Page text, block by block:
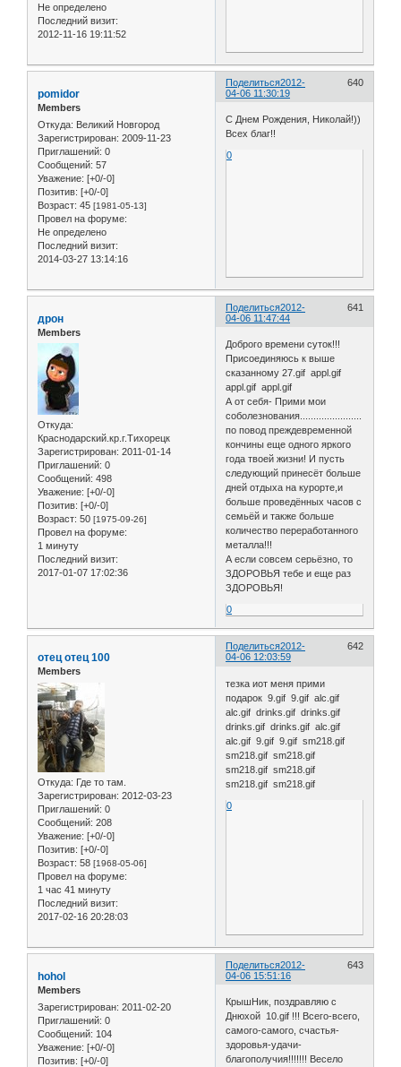
Не определено
Последний визит:
2012-11-16 19:11:52
Поделиться 640
2012-
04-06 11:30:19
pomidor
Members
Откуда: Великий Новгород
Зарегистрирован: 2009-11-23
Приглашений: 0
Сообщений: 57
Уважение: [+0/-0]
Позитив: [+0/-0]
Возраст: 45 [1981-05-13]
Провел на форуме:
Не определено
Последний визит:
2014-03-27 13:14:16
С Днем Рождения, Николай!))
Всех благ!!
0
Поделиться 641
2012-
04-06 11:47:44
дрон
Members
Откуда:
Краснодарский.кр.г.Тихорецк
Зарегистрирован: 2011-01-14
Приглашений: 0
Сообщений: 498
Уважение: [+0/-0]
Позитив: [+0/-0]
Возраст: 50 [1975-09-26]
Провел на форуме:
1 минуту
Последний визит:
2017-01-07 17:02:36
Доброго времени суток!!!
Присоединяюсь к выше
сказанному 27.gif appl.gif
appl.gif appl.gif
А от себя- Прими мои
соболезнования.......................
по повод преждевременной
кончины еще одного яркого
года твоей жизни! И пусть
следующий принесёт больше
дней отдыха на курорте,и
больше проведённых часов с
семьёй и также больше
количество переработанного
металла!!!
А если совсем серьёзно, то
ЗДОРОВЬЯ тебе и еще раз
ЗДОРОВЬЯ!
0
Поделиться 642
2012-
04-06 12:03:59
отец отец 100
Members
Откуда: Где то там.
Зарегистрирован: 2012-03-23
Приглашений: 0
Сообщений: 208
Уважение: [+0/-0]
Позитив: [+0/-0]
Возраст: 58 [1968-05-06]
Провел на форуме:
1 час 41 минуту
Последний визит:
2017-02-16 20:28:03
тезка иот меня прими
подарок 9.gif 9.gif alc.gif
alc.gif drinks.gif drinks.gif
drinks.gif drinks.gif alc.gif
alc.gif 9.gif 9.gif sm218.gif
sm218.gif sm218.gif
sm218.gif sm218.gif
sm218.gif sm218.gif
0
Поделиться 643
2012-
04-06 15:51:16
hohol
Members
Зарегистрирован: 2011-02-20
Приглашений: 0
Сообщений: 104
Уважение: [+0/-0]
Позитив: [+0/-0]
КрышНик, поздравляю с
Днюхой 10.gif !!! Всего-всего,
самого-самого, счастья-
здоровья-удачи-
благополучия!!!!!!! Весело